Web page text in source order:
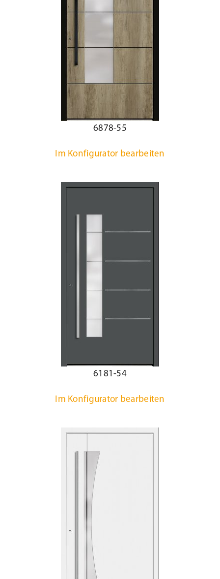
6878-55
Im Konfigurator bearbeiten
6181-54
Im Konfigurator bearbeiten